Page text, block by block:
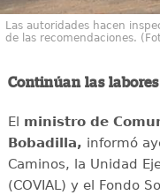
Las autoridades hacen
de las recomendaciones.
Continúan las labores
El ministro de
Bobadilla, informó
Caminos, la Unidad
(COVIAL) y el Fondo